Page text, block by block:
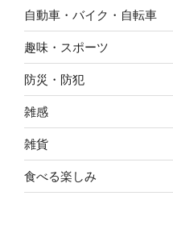
自動車・バイク・自転車
趣味・スポーツ
防災・防犯
雑感
雑貨
食べる楽しみ